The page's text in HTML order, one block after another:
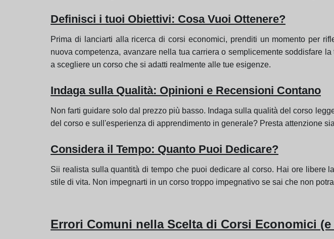
Definisci i tuoi Obiettivi: Cosa Vuoi Ottenere?
Prima di lanciarti alla ricerca di corsi economici, prenditi un momento per
nuova competenza, avanzare nella tua carriera o semplicemente soddisfare
a scegliere un corso che si adatti realmente alle tue esigenze.
Indaga sulla Qualità: Opinioni e Recensioni Contano
Non farti guidare solo dal prezzo più basso. Indaga sulla qualità del corso
del corso e sull'esperienza di apprendimento in generale? Presta attenzione
Considera il Tempo: Quanto Puoi Dedicare?
Sii realista sulla quantità di tempo che puoi dedicare al corso. Hai ore libere
stile di vita. Non impegnarti in un corso troppo impegnativo se sai che non
Errori Comuni nella Scelta di Corsi Economici